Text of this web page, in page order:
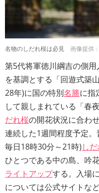
名物のしだれ桜は必見 画像提供
第5代将軍徳川綱吉の側
を基調とする「回遊式築
28年)に国の特別名勝に指
して親しまれている「春
だれ桜の開花状況に合わ
連続した1週間程度予定
毎日18時30分～21時)し
ひとつである中の島、吟
ライトアップする。入場
については公式サイトな